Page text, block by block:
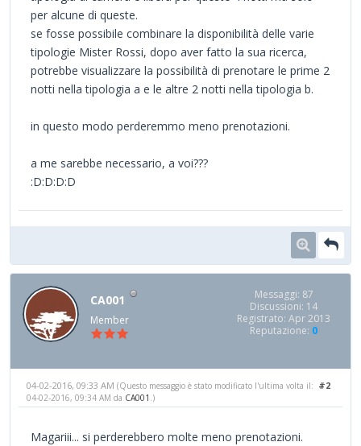
per alcune di queste.
se fosse possibile combinare la disponibilità delle varie
tipologie Mister Rossi, dopo aver fatto la sua ricerca,
potrebbe visualizzare la possibilità di prenotare le prime 2
notti nella tipologia a e le altre 2 notti nella tipologia b.
in questo modo perderemmo meno prenotazioni.
a me sarebbe necessario, a voi???
:D:D:D:D
CA001
Member
Messaggi: 87
Discussioni: 14
Registrato: Apr 2013
Reputazione: 0
#2
04-02-2016, 09:33 AM (Questo messaggio è stato modificato l'ultima volta il:
04-02-2016, 09:34 AM da CA001 .)
Magariii... si perderebbero molte meno prenotazioni.